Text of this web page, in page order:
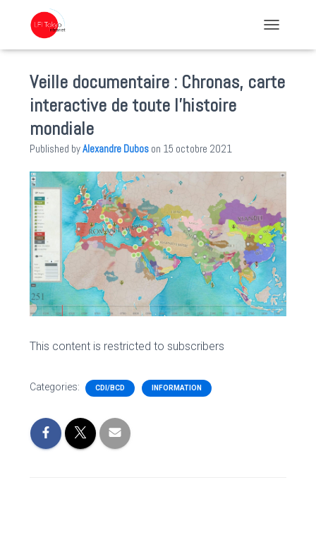
Veille documentaire : Chronas, carte
interactive de toute l’histoire
mondiale
Published byAlexandre Dubos on 15 octobre 2021
This content is restricted to subscribers
Categories: CDI/BCD INFORMATION